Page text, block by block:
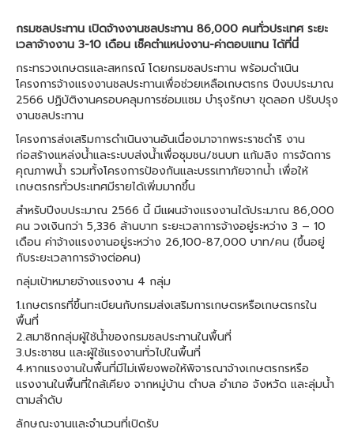
กรมชลประทาน เปิดจ้างงานชลประทาน 86,000 คนทั่วประเทศ ระยะ
เวลาจ้างงาน 3-10 เดือน เช็คตำแหน่งงาน-ค่าตอบแทน ได้ที่นี่
กระทรวงเกษตรและสหกรณ์ โดยกรมชลประทาน พร้อมดำเนิน
โครงการจ้างแรงงานชลประทานเพื่อช่วยเหลือเกษตรกร ปีงบประมาณ
2566 ปฏิบัติงานครอบคลุมการซ่อมแซม บำรุงรักษา ขุดลอก ปรับปรุง
งานชลประทาน
โครงการส่งเสริมการดำเนินงานอันเนื่องมาจากพระราชดำริ งาน
ก่อสร้างแหล่งน้ำและระบบส่งน้ำเพื่อชุมชน/ชนบท แก้มลิง การจัดการ
คุณภาพน้ำ รวมทั้งโครงการป้องกันและบรรเทาภัยจากน้ำ เพื่อให้
เกษตรกรทั่วประเทศมีรายได้เพิ่มมากขึ้น
สำหรับปีงบประมาณ 2566 นี้ มีแผนจ้างแรงงานได้ประมาณ 86,000
คน วงเงินกว่า 5,336 ล้านบาท ระยะเวลาการจ้างอยู่ระหว่าง 3 – 10
เดือน ค่าจ้างแรงงานอยู่ระหว่าง 26,100-87,000 บาท/คน (ขึ้นอยู่
กับระยะเวลาการจ้างต่อคน)
กลุ่มเป้าหมายจ้างแรงงาน 4 กลุ่ม
1.เกษตรกรที่ขึ้นทะเบียนกับกรมส่งเสริมการเกษตรหรือเกษตรกรใน
พื้นที่
2.สมาชิกกลุ่มผู้ใช้น้ำของกรมชลประทานในพื้นที่
3.ประชาชน และผู้ใช้แรงงานทั่วไปในพื้นที่
4.หากแรงงานในพื้นที่มีไม่เพียงพอให้พิจารณาจ้างเกษตรกรหรือ
แรงงานในพื้นที่ใกล้เคียง จากหมู่บ้าน ตำบล อำเภอ จังหวัด และลุ่มน้ำ
ตามลำดับ
ลักษณะงานและจำนวนที่เปิดรับ